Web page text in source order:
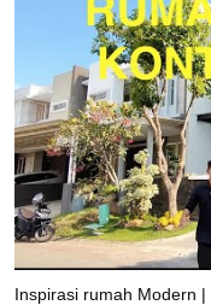
Inspirasi rumah Modern |